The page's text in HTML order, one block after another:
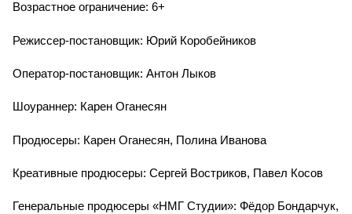
Возрастное ограничение: 6+
Режиссер-постановщик: Юрий Коробейников
Оператор-постановщик: Антон Лыков
Шоураннер: Карен Оганесян
Продюсеры: Карен Оганесян, Полина Иванова
Креативные продюсеры: Сергей Востриков, Павел Косов
Генеральные продюсеры «НМГ Студии»: Фёдор Бондарчук,